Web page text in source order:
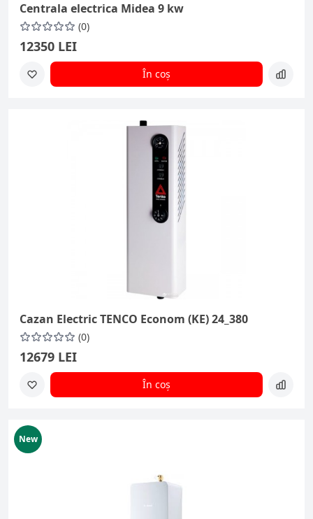
Centrala electrica Midea 9 kw
(0)
12350 LEI
În coș
Cazan Electric TENCO Econom (KE) 24_380
(0)
12679 LEI
În coș
New